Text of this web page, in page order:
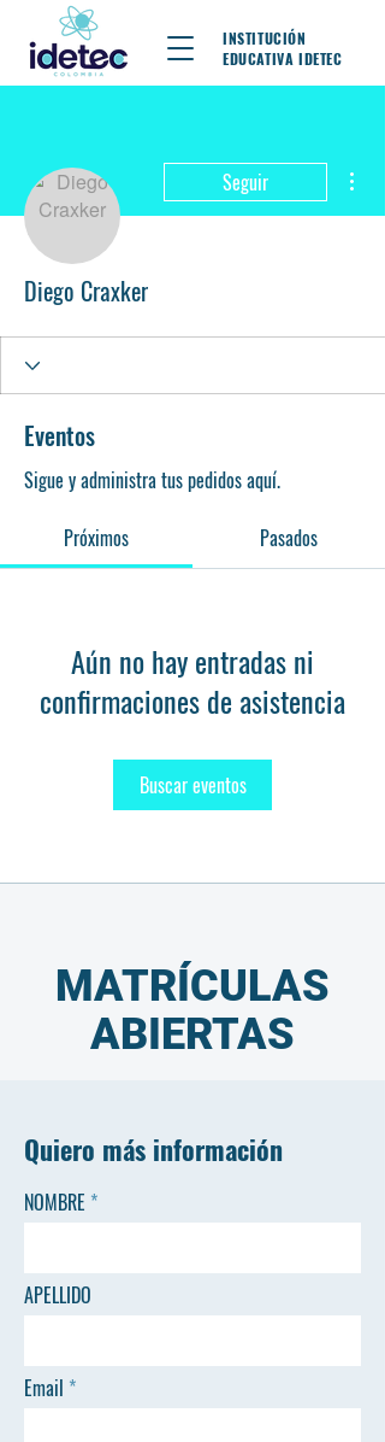
INSTITUCIÓN
EDUCATIVA IDETEC
Seguir
Diego Craxker
Eventos
Sigue y administra tus pedidos aquí.
Próximos
Pasados
Aún no hay entradas ni
confirmaciones de asistencia
Buscar eventos
MATRÍCULAS
ABIERTAS
Quiero más información
NOMBRE
APELLIDO
Email